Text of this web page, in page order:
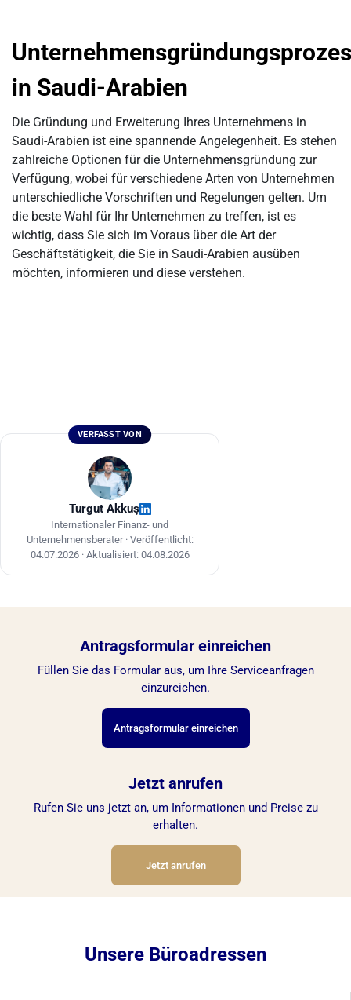
in Saudi-Arabien
Die Gründung und Erweiterung Ihres Unternehmens in
Saudi-Arabien ist eine spannende Angelegenheit. Es stehen
zahlreiche Optionen für die Unternehmensgründung zur
Verfügung, wobei für verschiedene Arten von Unternehmen
unterschiedliche Vorschriften und Regelungen gelten. Um
die beste Wahl für Ihr Unternehmen zu treffen, ist es
wichtig, dass Sie sich im Voraus über die Art der
Geschäftstätigkeit, die Sie in Saudi-Arabien ausüben
möchten, informieren und diese verstehen.
VERFASST VON
Turgut Akkuş
Internationaler Finanz- und
Unternehmensberater · Veröffentlicht:
04.07.2026· Aktualisiert: 04.08.2026
Antragsformular einreichen
Füllen Sie das Formular aus, um Ihre Serviceanfragen
einzureichen.
Antragsformular einreichen
Jetzt anrufen
Rufen Sie uns jetzt an, um Informationen und Preise zu
erhalten.
Jetzt anrufen
Unsere Büroadressen